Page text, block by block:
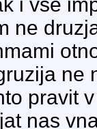
i vse
ne
ne
pravit
nas